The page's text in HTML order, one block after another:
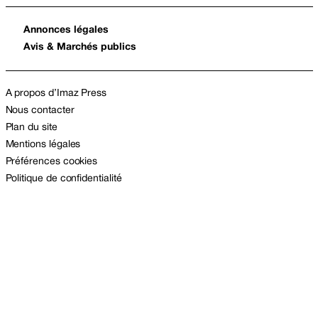
Annonces légales
Avis & Marchés publics
A propos d’Imaz Press
Nous contacter
Plan du site
Mentions légales
Préférences cookies
Politique de confidentialité